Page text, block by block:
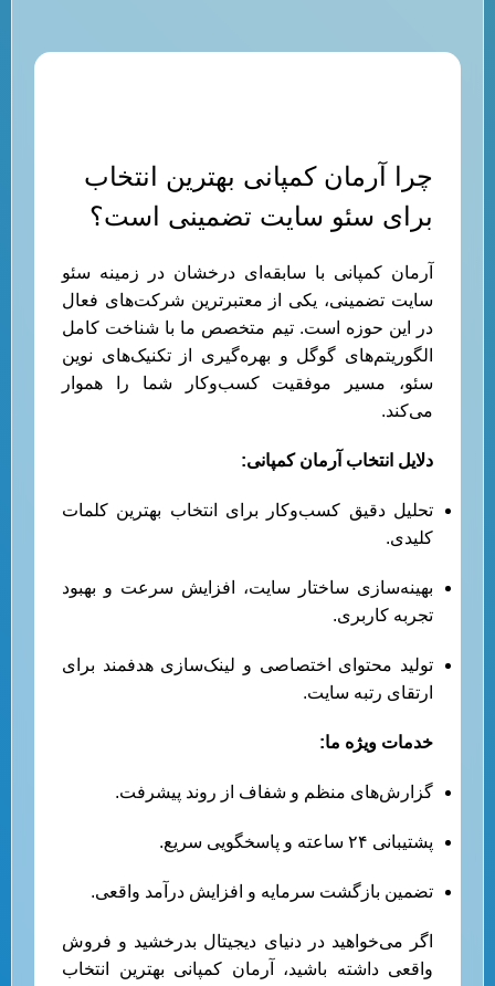
چرا آرمان کمپانی بهترین انتخاب
برای سئو سایت تضمینی است؟
آرمان کمپانی با سابقه‌ای درخشان در زمینه سئو
سایت تضمینی، یکی از معتبرترین شرکت‌های فعال
در این حوزه است. تیم متخصص ما با شناخت کامل
الگوریتم‌های گوگل و بهره‌گیری از تکنیک‌های نوین
سئو، مسیر موفقیت کسب‌وکار شما را هموار
می‌کند.
دلایل انتخاب آرمان کمپانی:
تحلیل دقیق کسب‌وکار برای انتخاب بهترین کلمات
کلیدی.
بهینه‌سازی ساختار سایت، افزایش سرعت و بهبود
تجربه کاربری.
تولید محتوای اختصاصی و لینک‌سازی هدفمند برای
ارتقای رتبه سایت.
خدمات ویژه ما:
گزارش‌های منظم و شفاف از روند پیشرفت.
پشتیبانی ۲۴ ساعته و پاسخگویی سریع.
تضمین بازگشت سرمایه و افزایش درآمد واقعی.
اگر می‌خواهید در دنیای دیجیتال بدرخشید و فروش
واقعی داشته باشید، آرمان کمپانی بهترین انتخاب